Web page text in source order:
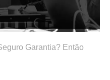
Garantia? Então